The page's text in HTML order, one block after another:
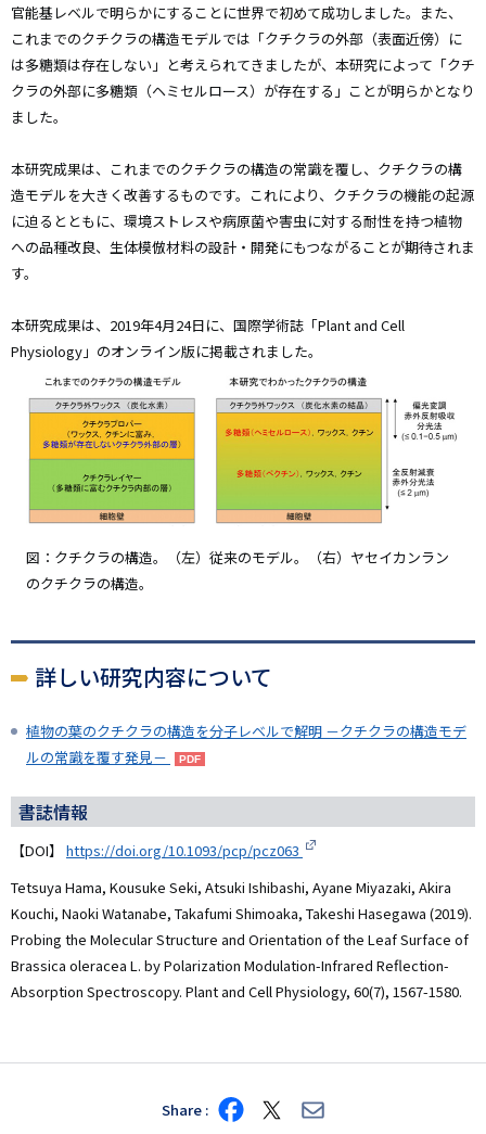
官能基レベルで明らかにすることに世界で初めて成功しました。また、
これまでのクチクラの構造モデルでは「クチクラの外部（表面近傍）に
は多糖類は存在しない」と考えられてきましたが、本研究によって「クチ
クラの外部に多糖類（ヘミセルロース）が存在する」ことが明らかとなり
ました。
本研究成果は、これまでのクチクラの構造の常識を覆し、クチクラの構
造モデルを大きく改善するものです。これにより、クチクラの機能の起源
に迫るとともに、環境ストレスや病原菌や害虫に対する耐性を持つ植物
への品種改良、生体模倣材料の設計・開発にもつながることが期待されま
す。
本研究成果は、2019年4月24日に、国際学術誌「Plant and Cell
Physiology」のオンライン版に掲載されました。
図：クチクラの構造。（左）従来のモデル。（右）ヤセイカンラン
のクチクラの構造。
詳しい研究内容について
植物の葉のクチクラの構造を分子レベルで解明 －クチクラの構造モデ
ルの常識を覆す発見－
書誌情報
【DOI】 https://doi.org/10.1093/pcp/pcz063
Tetsuya Hama, Kousuke Seki, Atsuki Ishibashi, Ayane Miyazaki, Akira
Kouchi, Naoki Watanabe, Takafumi Shimoaka, Takeshi Hasegawa (2019).
Probing the Molecular Structure and Orientation of the Leaf Surface of
Brassica oleracea L. by Polarization Modulation-Infrared Reflection-
Absorption Spectroscopy. Plant and Cell Physiology, 60(7), 1567-1580.
Share Share
on
Share
on
Share
via